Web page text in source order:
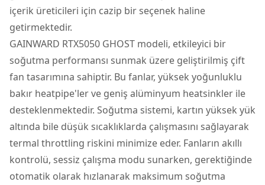
içerik üreticileri için cazip bir seçenek haline
getirmektedir.
GAINWARD RTX5050 GHOST modeli, etkileyici bir
soğutma performansı sunmak üzere geliştirilmiş çift
fan tasarımına sahiptir. Bu fanlar, yüksek yoğunluklu
bakır heatpipe'ler ve geniş alüminyum heatsinkler ile
desteklenmektedir. Soğutma sistemi, kartın yüksek yük
altında bile düşük sıcaklıklarda çalışmasını sağlayarak
termal throttling riskini minimize eder. Fanların akıllı
kontrolü, sessiz çalışma modu sunarken, gerektiğinde
otomatik olarak hızlanarak maksimum soğutma